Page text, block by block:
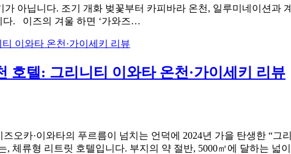
아닙니다. 조기 개화 벚꽃부터 카피바라 온천, 일루미네이션
다. 이즈의 겨울 하면 ‘가와즈…
호텔: 그리니티 이와타 온천·가이세키 리뷰
즈오카·이와타의 푸르름이 넘치는 언덕에 2024년 가을 탄생한 “
, 체류형 리트릿 호텔입니다. 부지의 약 절반, 5000㎡에 달하는 넓